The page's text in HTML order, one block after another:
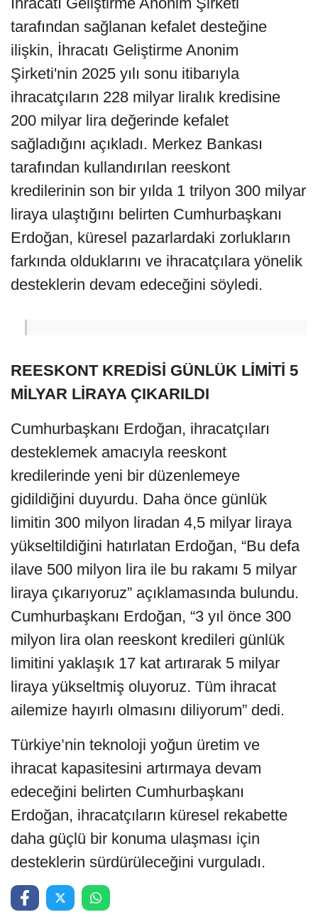
tarafından sağlanan kefalet desteğine
ilişkin, İhracatı Geliştirme Anonim
Şirketi'nin 2025 yılı sonu itibarıyla
ihracatçıların 228 milyar liralık kredisine
200 milyar lira değerinde kefalet
sağladığını açıkladı. Merkez Bankası
tarafından kullandırılan reeskont
kredilerinin son bir yılda 1 trilyon 300 milyar
liraya ulaştığını belirten Cumhurbaşkanı
Erdoğan, küresel pazarlardaki zorlukların
farkında olduklarını ve ihracatçılara yönelik
desteklerin devam edeceğini söyledi.
REESKONT KREDİSİ GÜNLÜK LİMİTİ 5
MİLYAR LİRAYA ÇIKARILDI
Cumhurbaşkanı Erdoğan, ihracatçıları
desteklemek amacıyla reeskont
kredilerinde yeni bir düzenlemeye
gidildiğini duyurdu. Daha önce günlük
limitin 300 milyon liradan 4,5 milyar liraya
yükseltildiğini hatırlatan Erdoğan, “Bu defa
ilave 500 milyon lira ile bu rakamı 5 milyar
liraya çıkarıyoruz” açıklamasında bulundu.
Cumhurbaşkanı Erdoğan, “3 yıl önce 300
milyon lira olan reeskont kredileri günlük
limitini yaklaşık 17 kat artırarak 5 milyar
liraya yükseltmiş oluyoruz. Tüm ihracat
ailemize hayırlı olmasını diliyorum” dedi.
Türkiye’nin teknoloji yoğun üretim ve
ihracat kapasitesini artırmaya devam
edeceğini belirten Cumhurbaşkanı
Erdoğan, ihracatçıların küresel rekabette
daha güçlü bir konuma ulaşması için
desteklerin sürdürüleceğini vurguladı.